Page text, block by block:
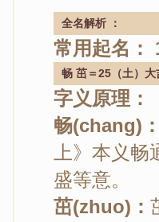
全名解析 ：
常用起名
畅 茁＝25（土）大
字义原理：
畅(chang)
上》本义
盛等意。
茁(zhuo)：